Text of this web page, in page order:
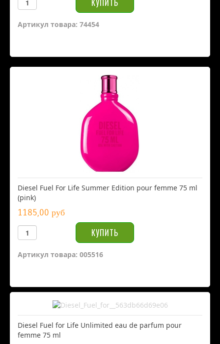
Артикул товара: 74454
Diesel Fuel For Life Summer Edition pour femme 75 ml
(pink)
1185,00 руб
Артикул товара: 005516
Diesel Fuel for Life Unlimited eau de parfum pour
femme 75 ml